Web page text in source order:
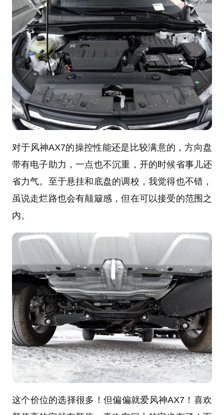
对于风神AX7的操控性能还是比较满意的，方向盘
带有电子助力，一点也不沉重，开的时候省事儿还
省力气。至于悬挂和底盘的调校，我觉得也不错，
虽说走烂路也会有颠簸感，但在可以接受的范围之
内。
这个价位的选择很多！但偏偏就爱风神AX7！喜欢